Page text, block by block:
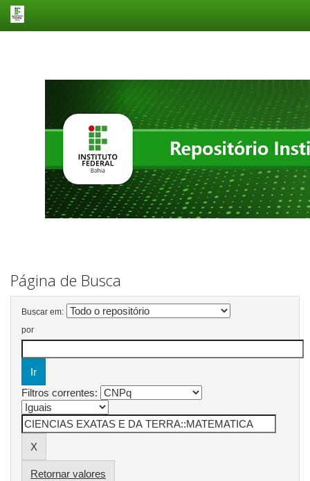
Página de Busca
Buscar em:
por
Filtros correntes:
Retornar valores